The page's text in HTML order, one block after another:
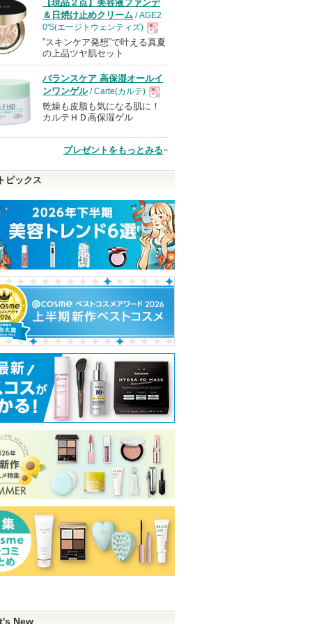
【現品２点】美容液ファンデ
＆日焼け止めクリーム / AGE2
0'S(エージトウェンティズ)
現
品
”スキンケア発想”で叶える真夏
の上品ツヤ肌セット
バランスケア 高保湿オールイ
ンワンゲル/ Carte(カルテ)
現
品
乾燥も皮脂も気になる肌に！
カルテＨＤ高保湿ゲル
プレゼントをもっとみる
ピックス
New